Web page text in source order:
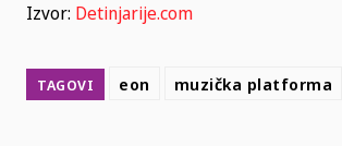
Izvor: Detinjarije.com
TAGOVI eon muzička platforma